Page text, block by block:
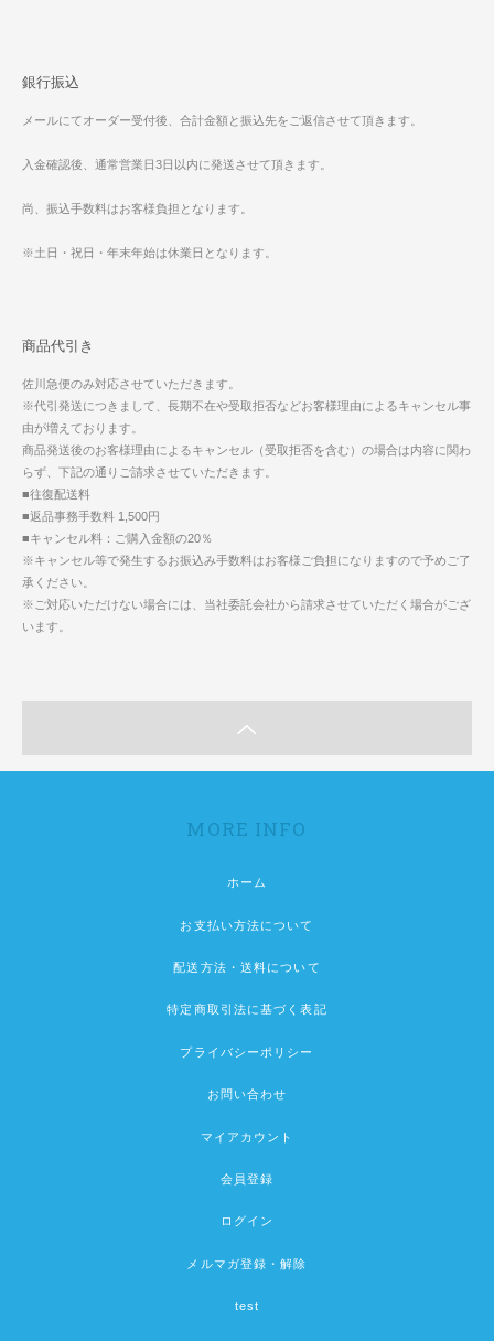
銀行振込
メールにてオーダー受付後、合計金額と振込先をご返信させて頂きます。
入金確認後、通常営業日3日以内に発送させて頂きます。
尚、振込手数料はお客様負担となります。
※土日・祝日・年末年始は休業日となります。
商品代引き
佐川急便のみ対応させていただきます。
※代引発送につきまして、長期不在や受取拒否などお客様理由によるキャンセル事
由が増えております。
商品発送後のお客様理由によるキャンセル（受取拒否を含む）の場合は内容に関わ
らず、下記の通りご請求させていただきます。
■往復配送料
■返品事務手数料 1,500円
■キャンセル料：ご購入金額の20％
※キャンセル等で発生するお振込み手数料はお客様ご負担になりますので予めご了
承ください。
※ご対応いただけない場合には、当社委託会社から請求させていただく場合がござ
います。
MORE INFO
ホーム
お支払い方法について
配送方法・送料について
特定商取引法に基づく表記
プライバシーポリシー
お問い合わせ
マイアカウント
会員登録
ログイン
メルマガ登録・解除
test